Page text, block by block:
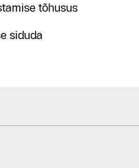
tõhusus
siduda